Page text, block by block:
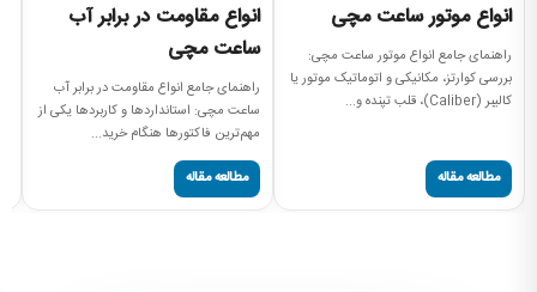
انواع موتور ساعت مچی
راهنمای جامع انواع موتور ساعت مچی:
بررسی کوارتز، مکانیکی و اتوماتیک موتور یا
کالیبر (Caliber)، قلب تپنده و...
مطالعه مقاله
انواع مقاومت در برابر آب
ساعت مچی
راهنمای جامع انواع مقاومت در برابر آب
ساعت مچی: استانداردها و کاربردها یکی از
مهم‌ترین فاکتورها هنگام خرید...
مطالعه مقاله